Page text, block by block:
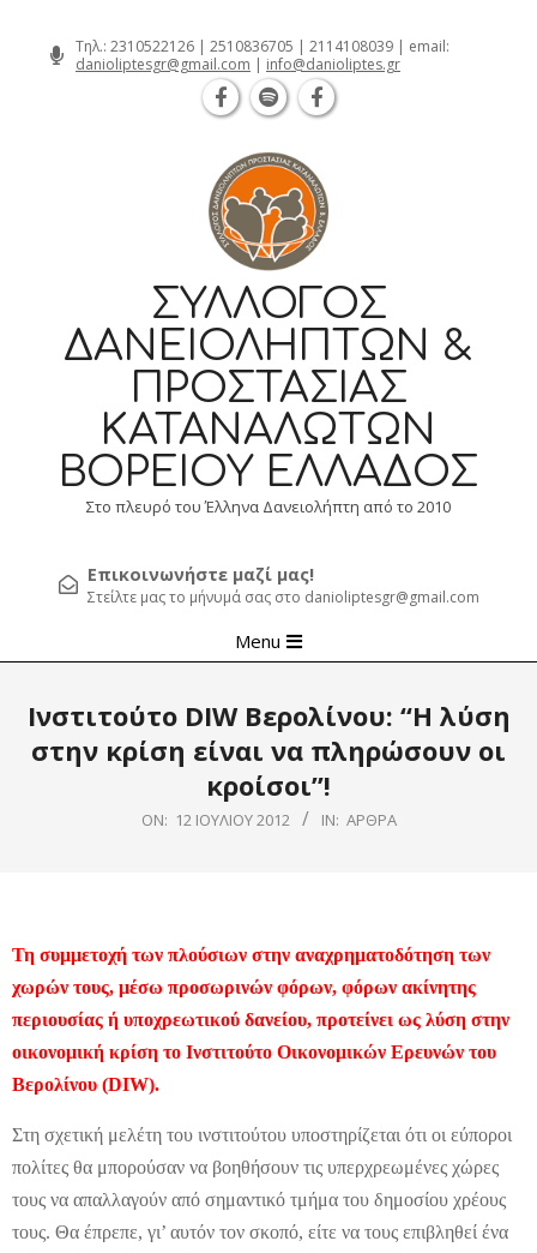
Τηλ.: 2310522126 | 2510836705 | 2114108039 | email:
danioliptesgr@gmail.com | info@danioliptes.gr
ΣΎΛΛΟΓΟΣ
ΔΑΝΕΙΟΛΗΠΤΏΝ &
ΠΡΟΣΤΑΣΊΑΣ
ΚΑΤΑΝΑΛΩΤΏΝ
ΒΟΡΕΊΟΥ ΕΛΛΆΔΟΣ
Στο πλευρό του Έλληνα Δανειολήπτη από το 2010
Επικοινωνήστε μαζί μας!
Στείλτε μας το μήνυμά σας στο danioliptesgr@gmail.com
Navigation
Menu
Ινστιτούτο DIW Βερολίνου: “Η λύση
στην κρίση είναι να πληρώσουν οι
κροίσοι”!
ON: 12 ΙΟΥΛΊΟΥ 2012 IN: ΆΡΘΡΑ
Τη συμμετοχή των πλούσιων στην αναχρηματοδότηση των
χωρών τους, μέσω προσωρινών φόρων, φόρων ακίνητης
περιουσίας ή υποχρεωτικού δανείου, προτείνει ως λύση στην
οικονομική κρίση το Ινστιτούτο Οικονομικών Ερευνών του
Βερολίνου (DIW).
Στη σχετική μελέτη του ινστιτούτου υποστηρίζεται ότι οι εύποροι
πολίτες θα μπορούσαν να βοηθήσουν τις υπερχρεωμένες χώρες
τους να απαλλαγούν από σημαντικό τμήμα του δημοσίου χρέους
τους. Θα έπρεπε, γι’ αυτόν τον σκοπό, είτε να τους επιβληθεί ένα